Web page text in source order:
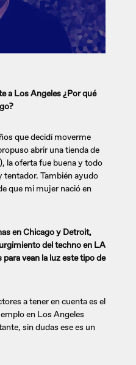
a Los Angeles ¿Por qué
que decidí moverme
abrir una tienda de
la oferta fue buena y todo
tentador. También ayudo
que mi mujer nació en
en Chicago y Detroit,
del techno en LA
vean la luz este tipo de
a tener en cuenta es el
en Los Angeles
sin dudas ese es un